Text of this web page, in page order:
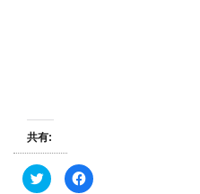
共有:
ク
リ
F
a